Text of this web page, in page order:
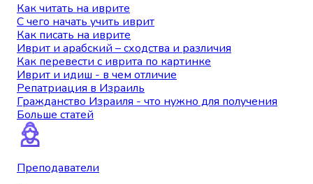
Как читать на иврите
С чего начать учить иврит
Как писать на иврите
Иврит и арабский – сходства и различия
Как перевести с иврита по картинке
Иврит и идиш - в чем отличие
Репатриация в Израиль
Гражданство Израиля - что нужно для получения
Больше статей
Преподаватели